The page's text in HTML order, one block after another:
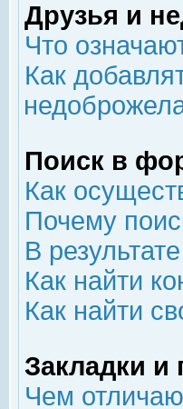
Друзья и
Что
Как
Поиск в
Как
Почему
В
Как найти
Как найти
Закладки и
Чем